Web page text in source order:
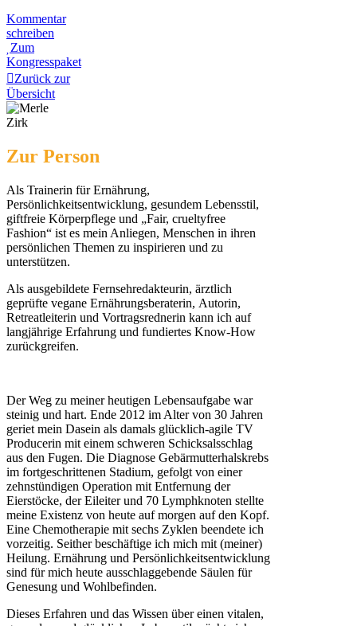
Kommentar
schreiben
Zum
Kongresspaket
Zurück zur
Übersicht
Zur Person
Als Trainerin für Ernährung,
Persönlichkeitsentwicklung, gesundem Lebensstil,
giftfreie Körperpflege und „Fair, crueltyfree
Fashion“ ist es mein Anliegen, Menschen in ihren
persönlichen Themen zu inspirieren und zu
unterstützen.
Als ausgebildete Fernsehredakteurin, ärztlich
geprüfte vegane Ernährungsberaterin, Autorin,
Retreatleiterin und Vortragsrednerin kann ich auf
langjährige Erfahrung und fundiertes Know-How
zurückgreifen.
Der Weg zu meiner heutigen Lebensaufgabe war
steinig und hart. Ende 2012 im Alter von 30 Jahren
geriet mein Dasein als damals glücklich-agile TV
Producerin mit einem schweren Schicksalsschlag
aus den Fugen. Die Diagnose Gebärmutterhalskrebs
im fortgeschrittenen Stadium, gefolgt von einer
zehnstündigen Operation mit Entfernung der
Eierstöcke, der Eileiter und 70 Lymphknoten stellte
meine Existenz von heute auf morgen auf den Kopf.
Eine Chemotherapie mit sechs Zyklen beendete ich
vorzeitig. Seither beschäftige ich mich mit (meiner)
Heilung. Ernährung und Persönlichkeitsentwicklung
sind für mich heute ausschlaggebende Säulen für
Genesung und Wohlbefinden.
Dieses Erfahren und das Wissen über einen vitalen,